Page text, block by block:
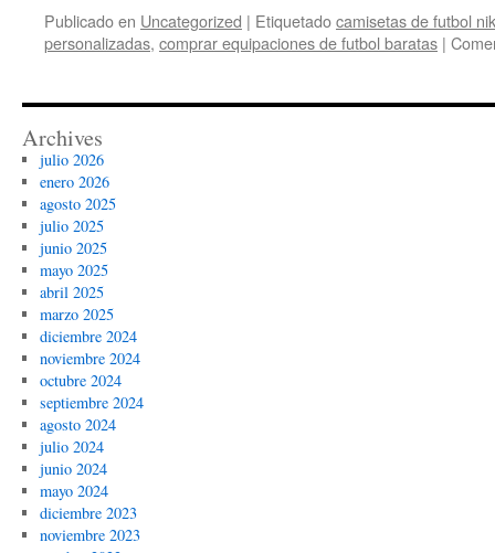
Publicado en Uncategorized | Etiquetadocamisetas de futbol
personalizadas, comprar equipaciones de futbol baratas |
Archives
julio 2026
enero 2026
agosto 2025
julio 2025
junio 2025
mayo 2025
abril 2025
marzo 2025
diciembre 2024
noviembre 2024
octubre 2024
septiembre 2024
agosto 2024
julio 2024
junio 2024
mayo 2024
diciembre 2023
noviembre 2023